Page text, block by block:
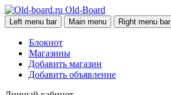
Old-Board
Left menu bar Main menu Right menu bar
Блокнот
Магазины
Добавить магазин
Добавить объявление